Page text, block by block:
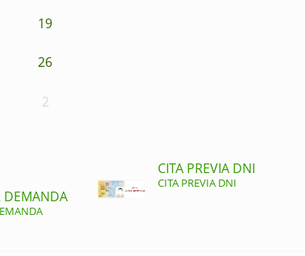
19
26
2
DEMANDA
CITA PREVIA DNI
CITA PREVIA DNI